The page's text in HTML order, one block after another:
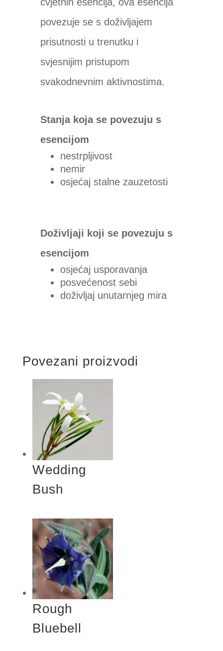
povezuje se s doživljajem
prisutnosti u trenutku i
svjesnijim pristupom
svakodnevnim aktivnostima.
Stanja koja se povezuju s
esencijom
nestrpljivost
nemir
osjećaj stalne zauzetosti
Doživljaji koji se povezuju s
esencijom
osjećaj usporavanja
posvećenost sebi
doživljaj unutarnjeg mira
Povezani proizvodi
Wedding
Bush
Rough
Bluebell